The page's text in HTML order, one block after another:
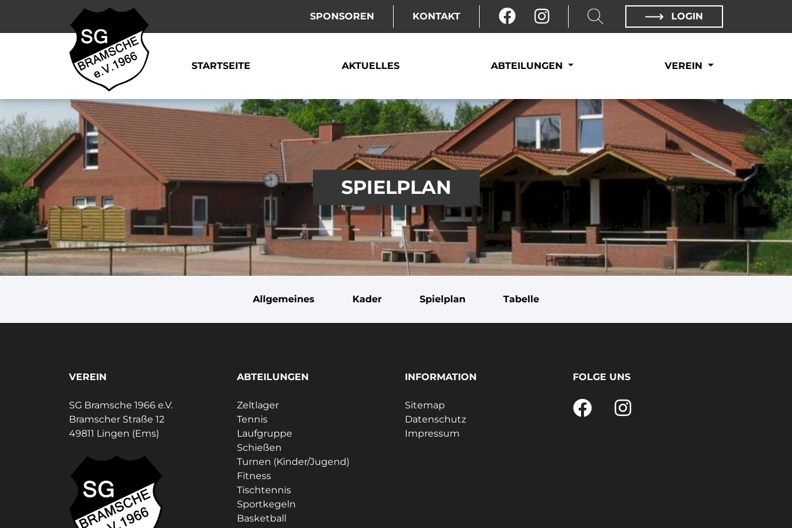
SPONSOREN KONTAKT LOGIN
STARTSEITE AKTUELLES ABTEILUNGEN VEREIN
SPIELPLAN
Allgemeines Kader Spielplan Tabelle
VEREIN
SG Bramsche 1966 e.V.
Bramscher Straße 12
49811 Lingen (Ems)
ABTEILUNGEN
Zeltlager
Tennis
Laufgruppe
Schießen
Turnen (Kinder/Jugend)
Fitness
Tischtennis
Sportkegeln
Basketball
INFORMATION
Sitemap
Datenschutz
Impressum
FOLGE UNS